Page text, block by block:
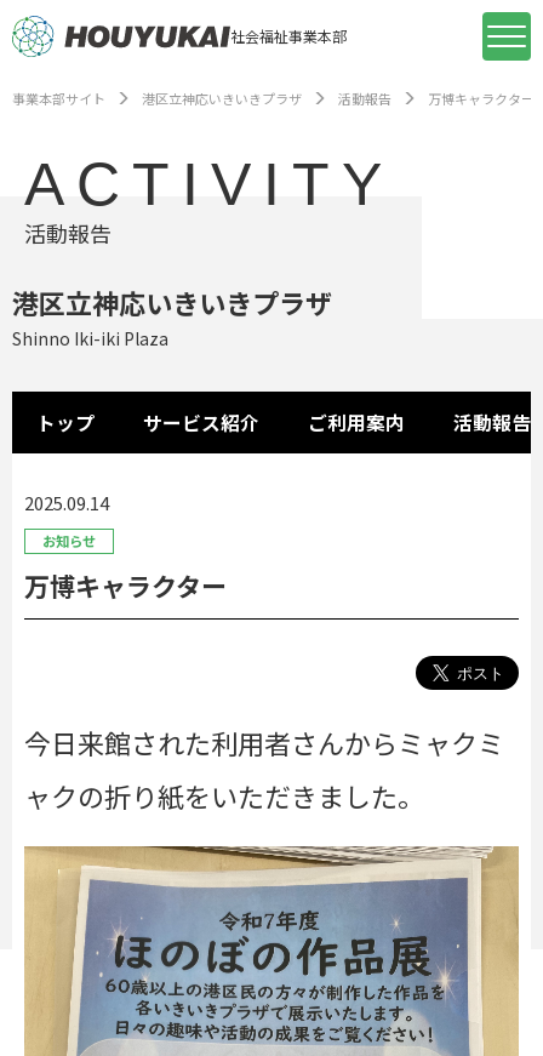
社会福祉事業本部
事業本部サイト 港区立神応いきいきプラザ 活動報告 万博キャラクター
ACTIVITY
活動報告
港区立神応いきいきプラザ
Shinno Iki-iki Plaza
トップ サービス紹介 ご利用案内 活動報告
2025.09.14
お知らせ
万博キャラクター
今日来館された利用者さんからミャクミ
ャクの折り紙をいただきました。